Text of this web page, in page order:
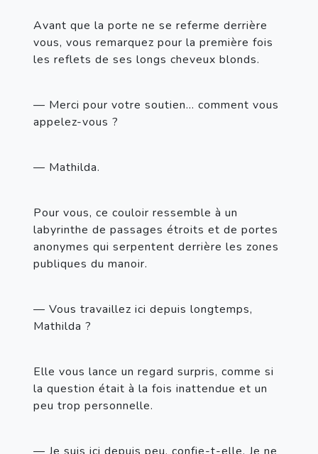
Avant que la porte ne se referme derrière
vous, vous remarquez pour la première fois
les reflets de ses longs cheveux blonds.
— Merci pour votre soutien... comment vous
appelez-vous ?
— Mathilda.
Pour vous, ce couloir ressemble à un
labyrinthe de passages étroits et de portes
anonymes qui serpentent derrière les zones
publiques du manoir.
— Vous travaillez ici depuis longtemps,
Mathilda ?
Elle vous lance un regard surpris, comme si
la question était à la fois inattendue et un
peu trop personnelle.
— Je suis ici depuis peu, confie-t-elle. Je ne